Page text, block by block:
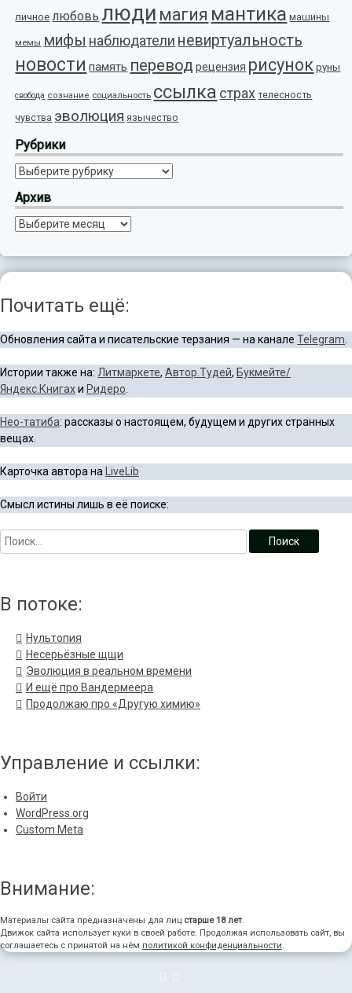
личное любовь люди магия мантика машины
мемы мифы наблюдатели невиртуальность
новости память перевод рецензия рисунок руны
свобода сознание социальность ссылка страх телесность
чувства эволюция язычество
Рубрики
Рубрики
Архив
Архив
Почитать ещё:
Обновления сайта и писательские терзания — на канале Telegram
Истории также на: Литмаркете, Автор.Тудей, Букмейте/
Яндекс.Книгахи Ридеро
Нео-татиба: рассказы о настоящем, будущем и других странных
вещах.
Карточка автора на LiveLib
Смысл истины лишь в её поиске:
В потоке:
Нультопия
Несерьёзные щщи
Эволюция в реальном времени
И ещё про Вандермеера
Продолжаю про «Другую химию»
Управление и ссылки:
Войти
WordPress.org
Custom Meta
Внимание:
Материалы сайта предназначены для лиц старше 18 лет.
Движок сайта использует куки в своей работе. Продолжая использовать сайт, вы
соглашаетесь с принятой на нём политикой конфиденциальности.